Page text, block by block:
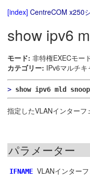
[index] CentreCOM x250
show ipv6
モード: 非特権EXECモー
カテゴリー: IPv6マルチ
> show ipv6 mld
指定したVLANインター
パラメーター
IFNAME VLANインター